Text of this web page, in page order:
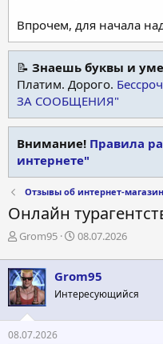
Впрочем, для начала
📝 Знаешь буквы и
Платим. Дорого.
ЗА СООБЩЕНИЯ"
Внимание! Правила
интернете"
Отзывы об интернет-
Онлайн
А
т
о
р
т
е
м
Grom95
Д
т
а
н
ч
08.07.2026
Grom95
Интересующийся
08.07.2026